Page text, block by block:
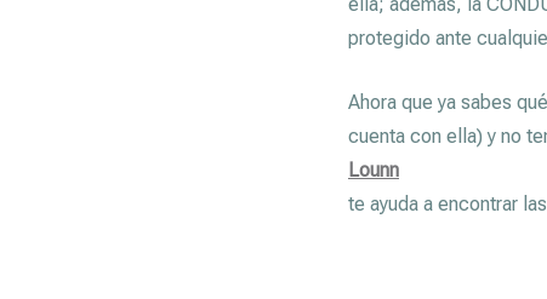
protegido ante
Ahora que ya sabes
cuenta con ella) y no
Lounn
te ayuda a encontrar